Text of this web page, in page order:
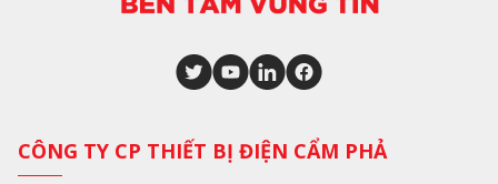
CÔNG TY CP THIẾT BỊ ĐIỆN CẨM PHẢ